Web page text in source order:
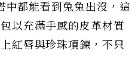
都能看到兔兔出沒，這
以充滿手感的皮革材質
紅唇與珍珠項鍊，不只